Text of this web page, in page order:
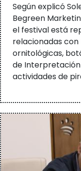
Según explicó
Begreen
el festival está
relacionadas
ornitológicas,
de Interpretación
actividades de